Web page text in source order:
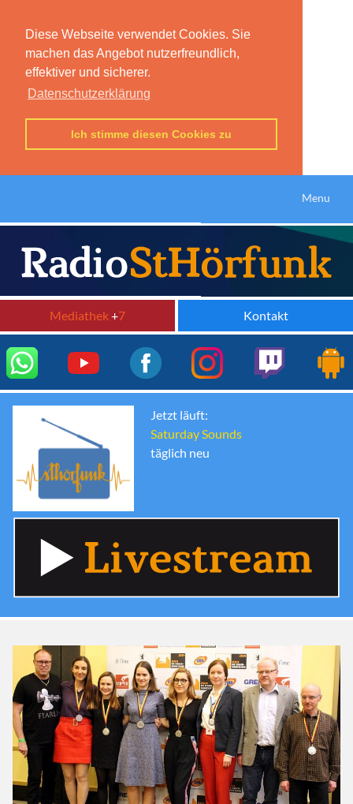
Diese Webseite verwendet Cookies. Sie
machen das Angebot nutzerfreundlich,
effektiver und sicherer.
Datenschutzerklärung
Ich stimme diesen Cookies zu
Menu
Mediathek+7 Kontakt
Jetzt läuft:
Saturday Sounds
täglich neu